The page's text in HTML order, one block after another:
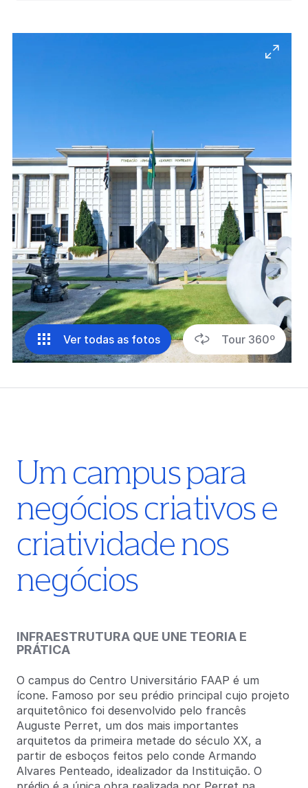
Ver todas as fotos Tour 360º
Um campus para
negócios criativos e
criatividade nos
negócios
INFRAESTRUTURA QUE UNE TEORIA E
PRÁTICA
O campus do Centro Universitário FAAP é um
ícone. Famoso por seu prédio principal cujo projeto
arquitetônico foi desenvolvido pelo francês
Auguste Perret, um dos mais importantes
arquitetos da primeira metade do século XX, a
partir de esboços feitos pelo conde Armando
Alvares Penteado, idealizador da Instituição. O